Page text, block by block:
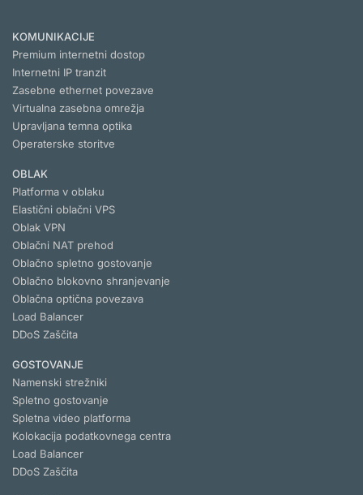
KOMUNIKACIJE
Premium internetni dostop
Internetni IP tranzit
Zasebne ethernet povezave
Virtualna zasebna omrežja
Upravljana temna optika
Operaterske storitve
OBLAK
Platforma v oblaku
Elastični oblačni VPS
Oblak VPN
Oblačni NAT prehod
Oblačno spletno gostovanje
Oblačno blokovno shranjevanje
Oblačna optična povezava
Load Balancer
DDoS Zaščita
GOSTOVANJE
Namenski strežniki
Spletno gostovanje
Spletna video platforma
Kolokacija podatkovnega centra
Load Balancer
DDoS Zaščita